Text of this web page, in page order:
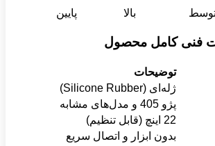
بالا پایین
فنی کامل محصول
توضیحات
ژله‌ای (Silicone Rubber)
پژو 405 و مدل‌های مشابه
22 اینچ (قابل تنظیم)
بدون ابزار و اتصال سریع